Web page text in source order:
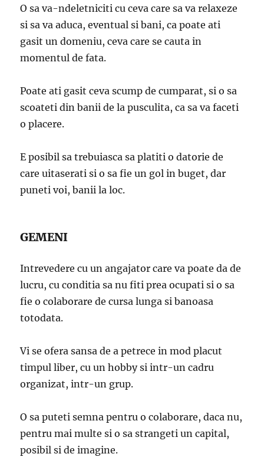
O sa va-ndeletniciti cu ceva care sa va relaxeze
si sa va aduca, eventual si bani, ca poate ati
gasit un domeniu, ceva care se cauta in
momentul de fata.
Poate ati gasit ceva scump de cumparat, si o sa
scoateti din banii de la pusculita, ca sa va faceti
o placere.
E posibil sa trebuiasca sa platiti o datorie de
care uitaserati si o sa fie un gol in buget, dar
puneti voi, banii la loc.
GEMENI
Intrevedere cu un angajator care va poate da de
lucru, cu conditia sa nu fiti prea ocupati si o sa
fie o colaborare de cursa lunga si banoasa
totodata.
Vi se ofera sansa de a petrece in mod placut
timpul liber, cu un hobby si intr-un cadru
organizat, intr-un grup.
O sa puteti semna pentru o colaborare, daca nu,
pentru mai multe si o sa strangeti un capital,
posibil si de imagine.